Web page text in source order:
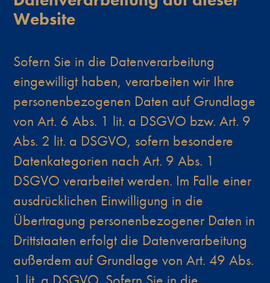
Website
Sofern Sie in die Datenverarbeitung
eingewilligt haben, verarbeiten wir Ihre
personenbezogenen Daten auf Grundlage
von Art. 6 Abs. 1 lit. a DSGVO bzw. Art. 9
Abs. 2 lit. a DSGVO, sofern besondere
Datenkategorien nach Art. 9 Abs. 1
DSGVO verarbeitet werden. Im Falle einer
ausdrücklichen Einwilligung in die
Übertragung personenbezogener Daten in
Drittstaaten erfolgt die Datenverarbeitung
außerdem auf Grundlage von Art. 49 Abs.